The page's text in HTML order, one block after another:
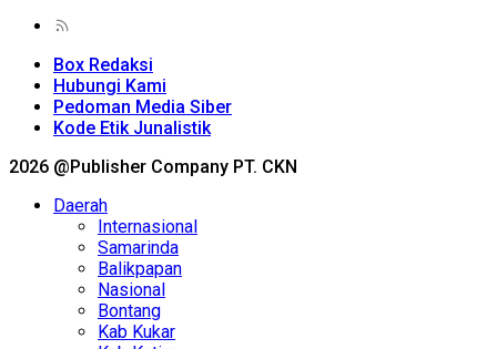
Box Redaksi
Hubungi Kami
Pedoman Media Siber
Kode Etik Junalistik
2026 @Publisher Company PT. CKN
Daerah
Internasional
Samarinda
Balikpapan
Nasional
Bontang
Kab Kukar